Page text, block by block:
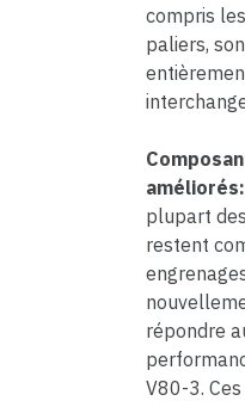
compris
paliers,
améliorés:
plupart
restent
répondre
V80-3.